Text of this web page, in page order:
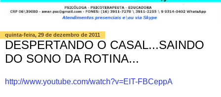
quinta-feira, 29 de dezembro de 2011
DESPERTANDO O CASAL...SAINDO
DO SONO DA ROTINA...
http://www.youtube.com/watch?v=EIT-FBCeppA